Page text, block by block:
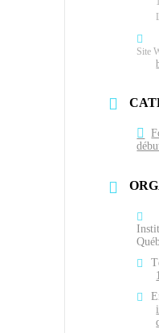
Site